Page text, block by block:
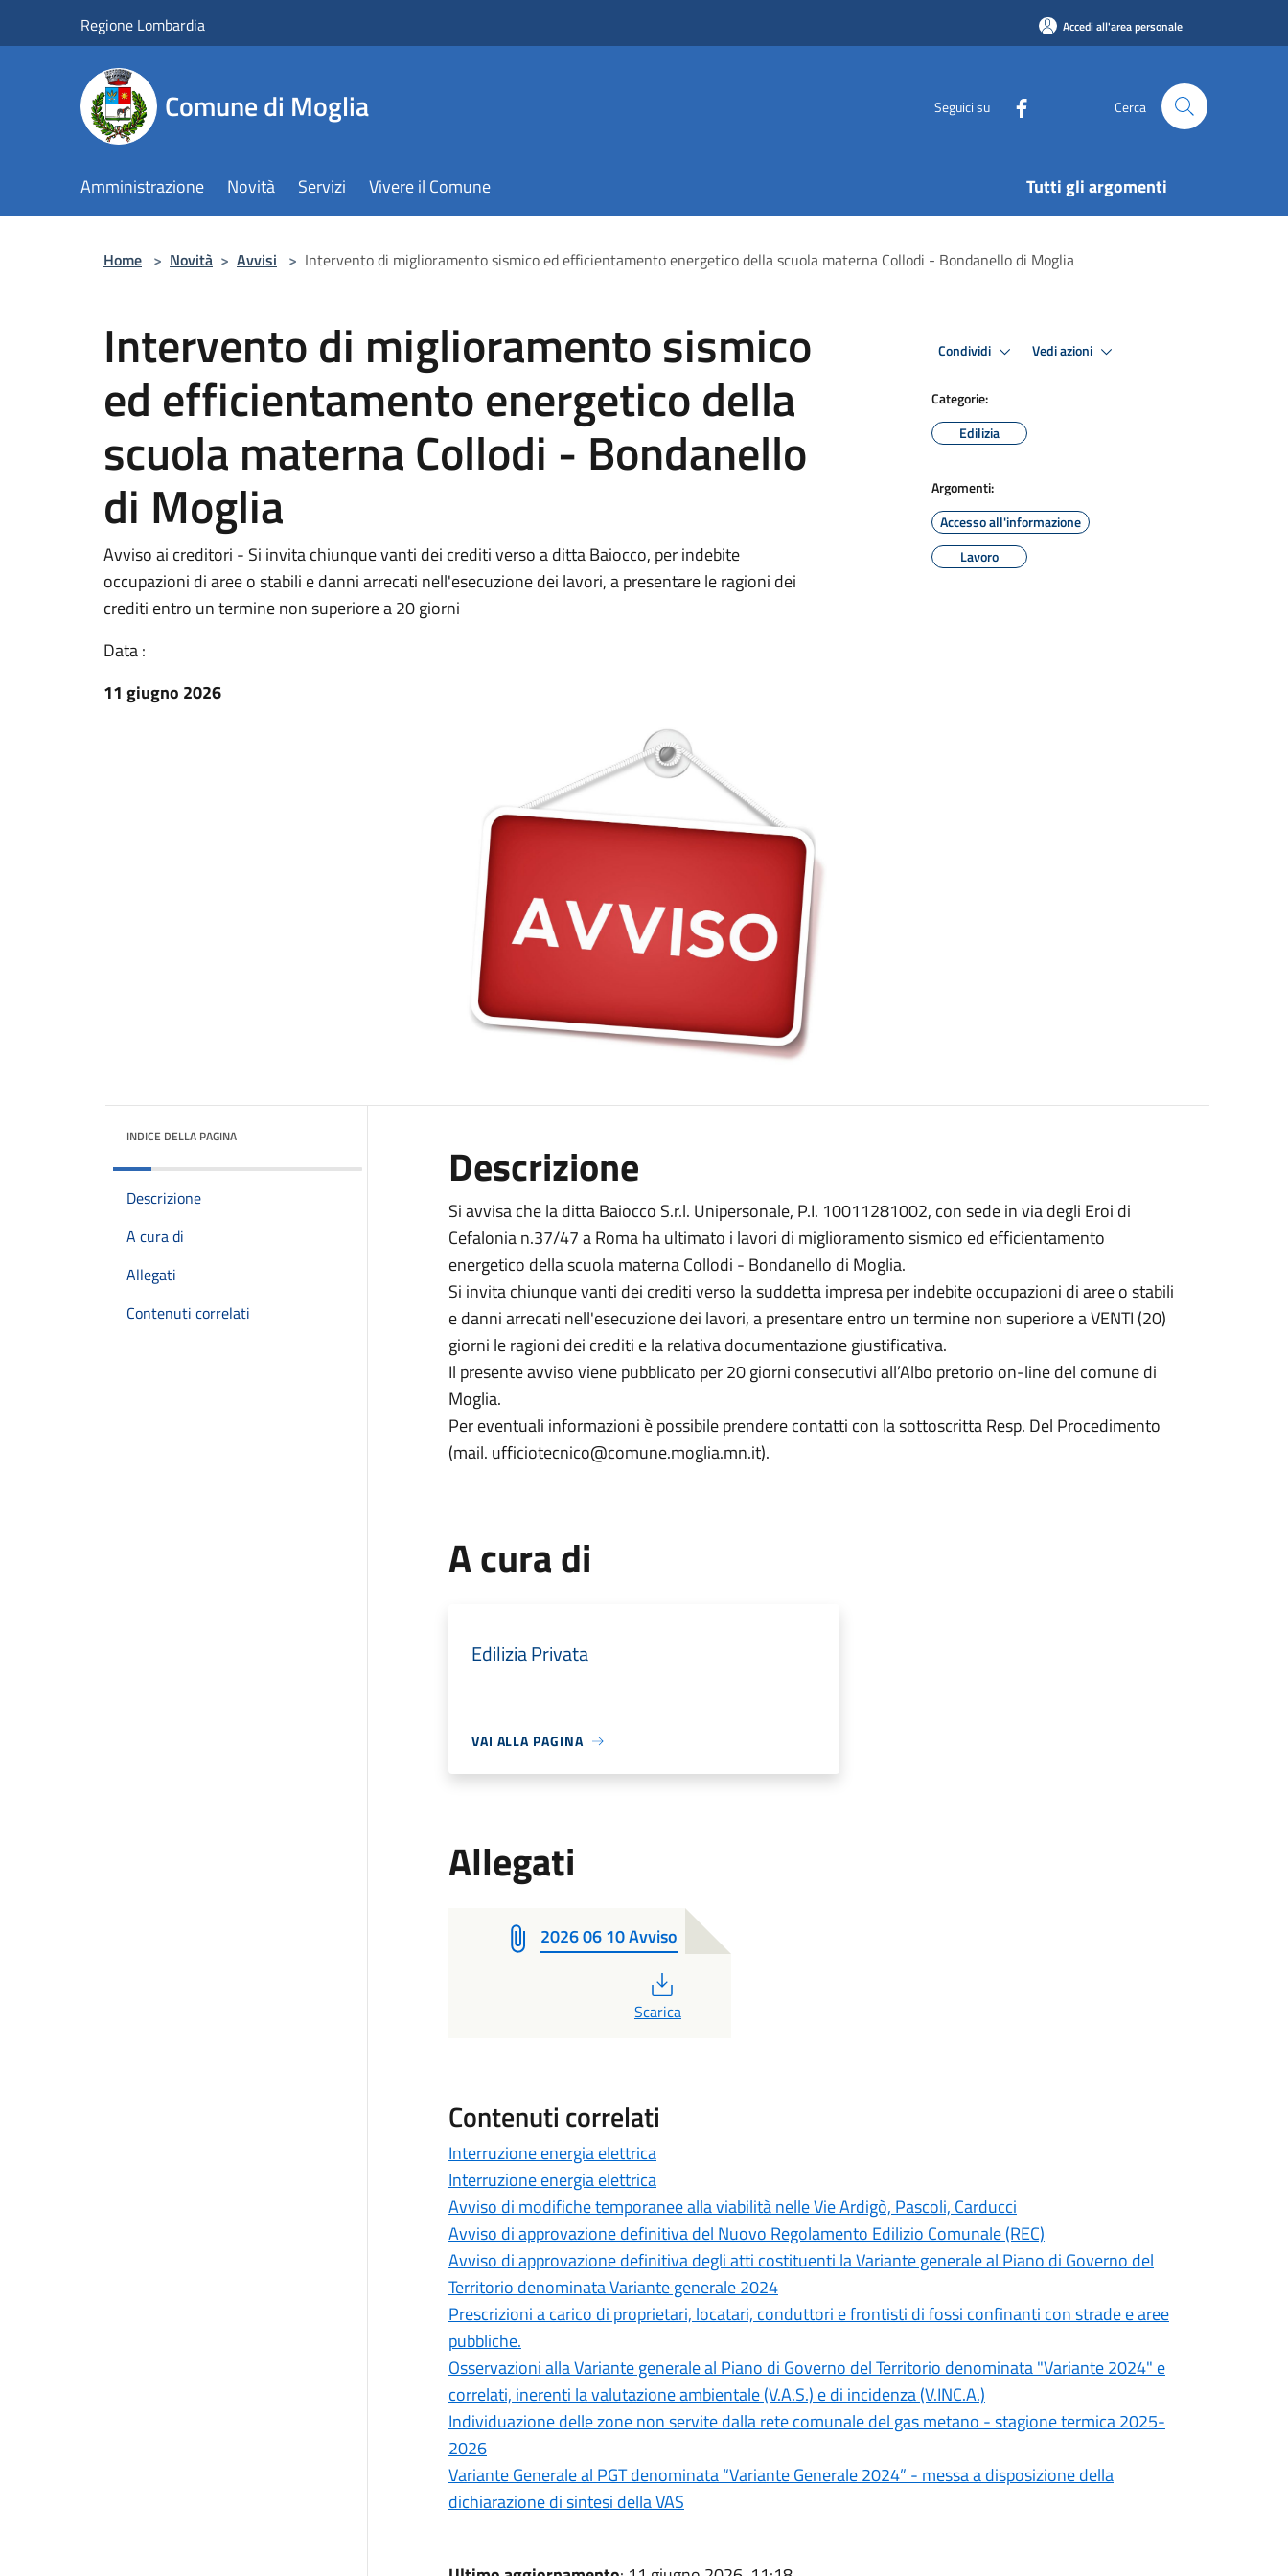
Regione Lombardia Accedi all'area personale
Comune di Moglia Seguici su Cerca
Amministrazione Novità Servizi Vivere il Comune Tutti gli argomenti
Home > Novità > Avvisi > Intervento di miglioramento sismico ed efficientamento energetico della scuola materna Collodi - Bondanello di Moglia
Intervento di miglioramento sismico
ed efficientamento energetico della
scuola materna Collodi - Bondanello
di Moglia
Avviso ai creditori - Si invita chiunque vanti dei crediti verso a ditta Baiocco, per indebite
occupazioni di aree o stabili e danni arrecati nell'esecuzione dei lavori, a presentare le ragioni dei
crediti entro un termine non superiore a 20 giorni
Data :
11 giugno 2026
Condividi Vedi azioni
Categorie:
Edilizia
Argomenti:
Accesso all'informazione
Lavoro
INDICE DELLA PAGINA
Descrizione
A cura di
Allegati
Contenuti correlati
Descrizione
Si avvisa che la ditta Baiocco S.r.l. Unipersonale, P.I. 10011281002, con sede in via degli Eroi di
Cefalonia n.37/47 a Roma ha ultimato i lavori di miglioramento sismico ed efficientamento
energetico della scuola materna Collodi - Bondanello di Moglia.
Si invita chiunque vanti dei crediti verso la suddetta impresa per indebite occupazioni di aree o stabili
e danni arrecati nell'esecuzione dei lavori, a presentare entro un termine non superiore a VENTI (20)
giorni le ragioni dei crediti e la relativa documentazione giustificativa.
Il presente avviso viene pubblicato per 20 giorni consecutivi all’Albo pretorio on-line del comune di
Moglia.
Per eventuali informazioni è possibile prendere contatti con la sottoscritta Resp. Del Procedimento
(mail. ufficiotecnico@comune.moglia.mn.it).
A cura di
Edilizia Privata
VAI ALLA PAGINA
Allegati
2026 06 10 Avviso
Scarica
Contenuti correlati
Interruzione energia elettrica
Interruzione energia elettrica
Avviso di modifiche temporanee alla viabilità nelle Vie Ardigò, Pascoli, Carducci
Avviso di approvazione definitiva del Nuovo Regolamento Edilizio Comunale (REC)
Avviso di approvazione definitiva degli atti costituenti la Variante generale al Piano di Governo del
Territorio denominata Variante generale 2024
Prescrizioni a carico di proprietari, locatari, conduttori e frontisti di fossi confinanti con strade e aree
pubbliche.
Osservazioni alla Variante generale al Piano di Governo del Territorio denominata "Variante 2024" e
correlati, inerenti la valutazione ambientale (V.A.S.) e di incidenza (V.INC.A.)
Individuazione delle zone non servite dalla rete comunale del gas metano - stagione termica 2025-
2026
Variante Generale al PGT denominata “Variante Generale 2024” - messa a disposizione della
dichiarazione di sintesi della VAS